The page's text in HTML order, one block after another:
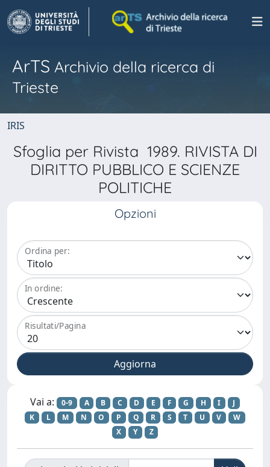
ArTS Archivio della ricerca di
Trieste
IRIS
Sfoglia per Rivista 1989. RIVISTA DI
DIRITTO PUBBLICO E SCIENZE
POLITICHE
Opzioni
Ordina per:
In ordine:
Risultati/Pagina
Vai a: 0-9 A B C D E F G H I
J
K
L M N O P Q R S T U V
W
X
Y Z